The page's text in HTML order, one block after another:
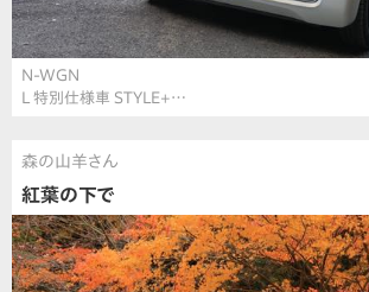
N-WGN
L 特別仕様車 STYLE+…
森の山羊さん
紅葉の下で